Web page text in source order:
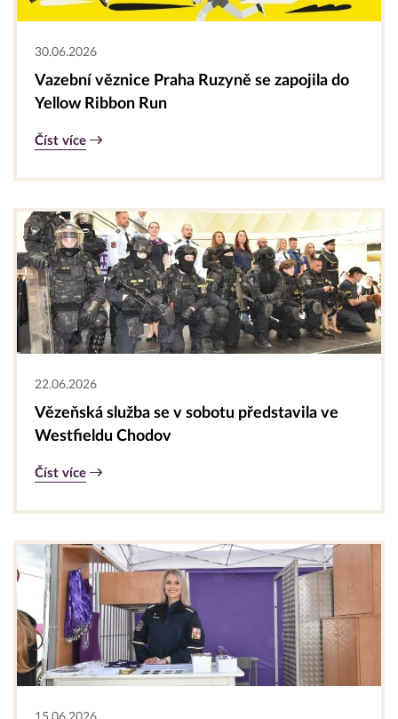
30.06.2026
Vazební věznice Praha Ruzyně se zapojila do
Yellow Ribbon Run
Číst více
22.06.2026
Vězeňská služba se v sobotu představila ve
Westfieldu Chodov
Číst více